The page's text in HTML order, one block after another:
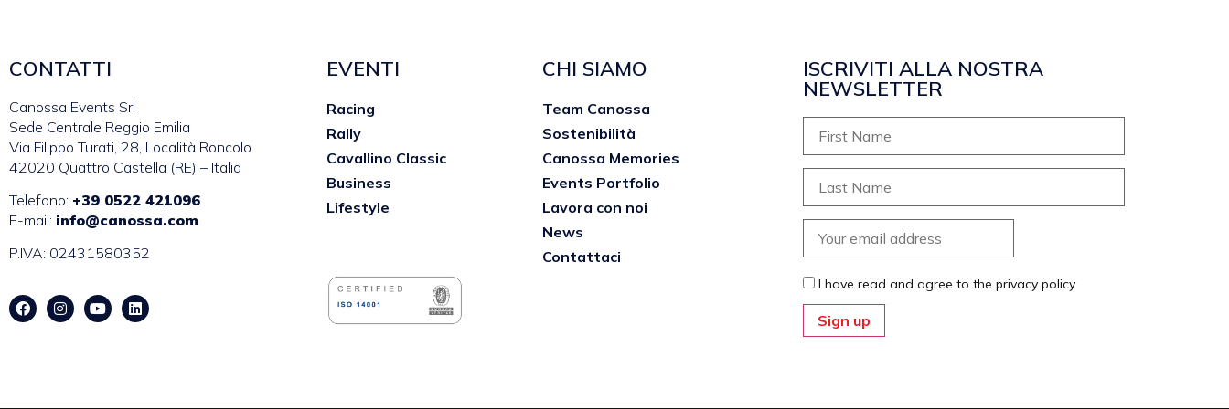
CONTATTI
Canossa Events Srl
Sede Centrale Reggio Emilia
Via Filippo Turati, 28, Località Roncolo
42020 Quattro Castella (RE) – Italia
Telefono: +39 0522 421096
E-mail: info@canossa.com
P.IVA: 02431580352
EVENTI
Racing
Rally
Cavallino Classic
Business
Lifestyle
CHI SIAMO
Team Canossa
Sostenibilità
Canossa Memories
Events Portfolio
Lavora con noi
News
Contattaci
ISCRIVITI ALLA NOSTRA
NEWSLETTER
I have read and agree to the privacy policy